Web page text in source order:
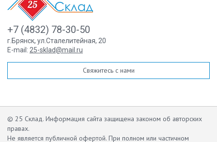
+7 (4832) 78-30-50
г.Брянск, ул.Сталелитейная, 20
E-mail: 25-sklad@mail.ru
Свяжитесь с нами
© 25 Склад. Информация сайта защищена законом об авторских
правах.
Не является публичной офертой. При полном или частичном